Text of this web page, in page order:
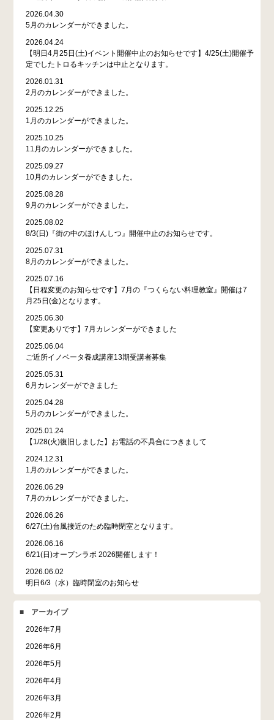
2026.04.30
5月のカレンダーができました。
2026.04.24
【明日4月25日(土)イベント開催中止のお知らせです】4/25(土)開催予
定でしたトロるキッチンは中止となります。
2026.01.31
2月のカレンダーができました。
2025.12.25
1月のカレンダーができました。
2025.10.25
11月のカレンダーができました。
2025.09.27
10月のカレンダーができました。
2025.08.28
9月のカレンダーができました。
2025.08.02
8/3(日)『街の中のほけんしつ』開催中止のお知らせです。
2025.07.31
8月のカレンダーができました。
2025.07.16
【日程変更のお知らせです】7月の『つくらない料理教室』開催は7
月25日(金)となります。
2025.06.30
【変更ありです】7月カレンダーができました
2025.06.04
ご近所イノベータ養成講座13期受講者募集
2025.05.31
6月カレンダーができました
2025.04.28
5月のカレンダーができました。
2025.01.24
【1/28(火)復旧しました】お電話の不具合につきまして
2024.12.31
1月のカレンダーができました。
2026.06.29
7月のカレンダーができました。
2026.06.26
6/27(土)台風接近のため臨時閉室となります。
2026.06.16
6/21(日)オープンラボ 2026開催します！
2026.06.02
明日6/3（水）臨時閉室のお知らせ
■ アーカイブ
2026年7月
2026年6月
2026年5月
2026年4月
2026年3月
2026年2月